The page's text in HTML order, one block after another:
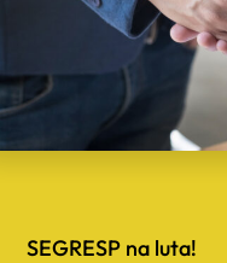
SEGRESP na luta!